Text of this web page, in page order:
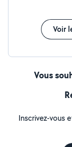
Voir
Vous
Inscrivez-vous